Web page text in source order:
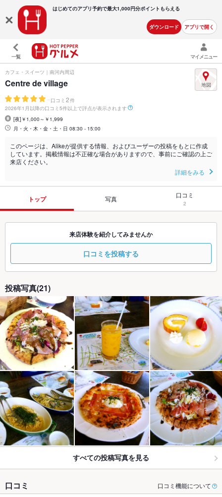
はじめてのアプリ予約で最大1,000円分ポイントもらえる
ダウンロード アプリで開く
一覧 マイメニュー
カフェ・スイーツ｜南河内周辺
Centre de village
- 口コミ 2件
2026年1月以降の口コミ5件以上で評点が表示されます
[夜]￥1,000～￥1,999
月・火・木・金・土・日 08:30 - 15:00
このページは、Alikeが提供する情報、およびユーザーの投稿をもとに作成
しています。掲載情報は不正確な場合がありますので、事前にご確認の上ご
来店ください。
詳細をみる
トップ 写真 口コミ
2
来店体験を紹介してみませんか
口コミを投稿する
投稿写真(21)
すべての投稿写真を見る
口コミ 口コミ機能について